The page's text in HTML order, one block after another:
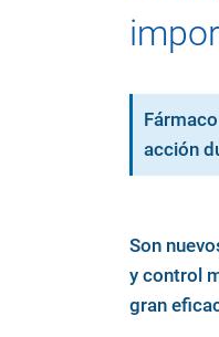
acción
Son
y control
gran